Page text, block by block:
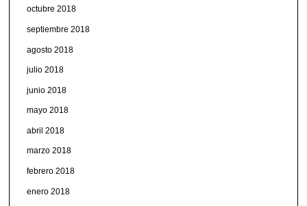
octubre 2018
septiembre 2018
agosto 2018
julio 2018
junio 2018
mayo 2018
abril 2018
marzo 2018
febrero 2018
enero 2018